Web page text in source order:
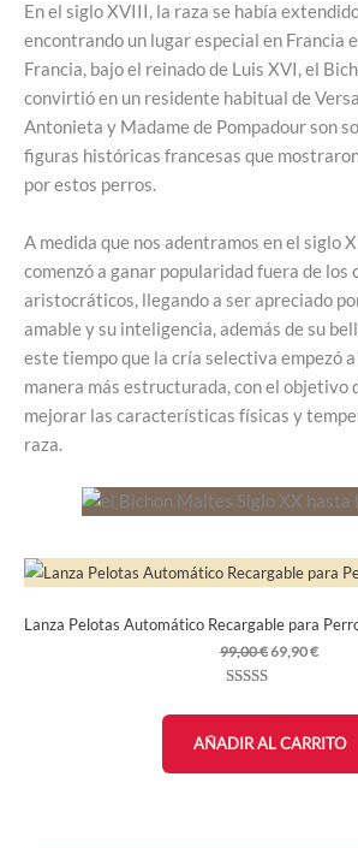
En el siglo XVIII, la raza se había
encontrando un lugar especial en Francia
Francia, bajo el reinado de Luis XVI, el
convirtió en un residente habitual de
Antonieta y Madame de Pompadour son
figuras históricas francesas que
por estos perros.
A medida que nos adentramos en el siglo
comenzó a ganar popularidad fuera de los
aristocráticos, llegando a ser apreciado
amable y su inteligencia, además de su
este tiempo que la cría selectiva empezó
manera más estructurada, con el objetivo
mejorar las características físicas y
raza.
Lanza Pelotas Automático Recargable para
99,00€El
69,90€El
5.00de 5 en
valoraciones
AÑADIR AL CARRITO